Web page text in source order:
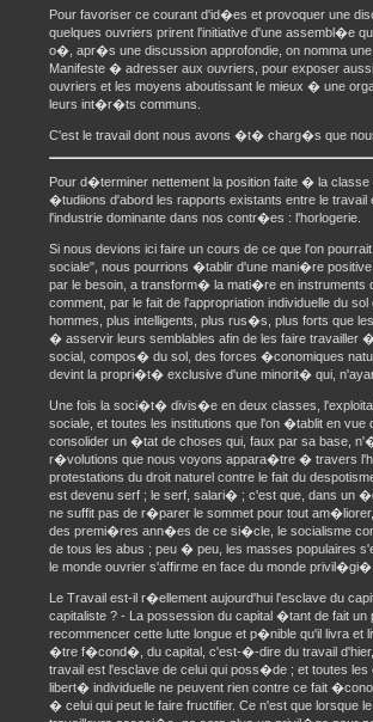
Pour favoriser ce courant d'id�es et provoquer une
quelques ouvriers prirent l'initiative d'une assembl�e
o�, apr�s une discussion approfondie, on nomma
Manifeste � adresser aux ouvriers, pour exposer
ouvriers et les moyens aboutissant le mieux � une
leurs int�r�ts communs.
C'est le travail dont nous avons �t� charg�s que
Pour d�terminer nettement la position faite � la
�tudiions d'abord les rapports existants entre le
l'industrie dominante dans nos contr�es : l'horlogerie.
Si nous devions ici faire un cours de ce que l'on
sociale", nous pourrions �tablir d'une mani�re
par le besoin, a transform� la mati�re en
comment, par le fait de l'appropriation individuelle du
hommes, plus intelligents, plus rus�s, plus forts que
� asservir leurs semblables afin de les faire travailler
social, compos� du sol, des forces �conomiques
devint la propri�t� exclusive d'une minorit� qui,
Une fois la soci�t� divis�e en deux classes,
sociale, et toutes les institutions que l'on �tablit en
consolider un �tat de choses qui, faux par sa base,
r�volutions que nous voyons appara�tre � travers
protestations du droit naturel contre le fait du
est devenu serf ; le serf, salari� ; c'est que, dans un
ne suffit pas de r�parer le sommet pour tout
des premi�res ann�es de ce si�cle, le socialisme
de tous les abus ; peu � peu, les masses populaires
le monde ouvrier s'affirme en face du monde
Le Travail est-il r�ellement aujourd'hui l'esclave du
capitaliste ? - La possession du capital �tant de fait
recommencer cette lutte longue et p�nible qu'il livra
�tre f�cond�, du capital, c'est-�-dire du travail d'hier,
travail est l'esclave de celui qui poss�de ; et toutes les
libert� individuelle ne peuvent rien contre ce fait
� celui qui peut le faire fructifier. Ce n'est que lorsque